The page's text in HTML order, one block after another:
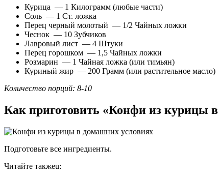
Курица — 1 Килограмм (любые части)
Соль — 1 Ст. ложка
Перец черный молотый — 1/2 Чайных ложки
Чеснок — 10 Зубчиков
Лавровый лист — 4 Штуки
Перец горошком — 1,5 Чайных ложки
Розмарин — 1 Чайная ложка (или тимьян)
Куриный жир — 200 Грамм (или растительное масло)
Количество порций: 8-10
Как приготовить «Конфи из курицы
Подготовьте все ингредиенты.
Читайте такжеu: